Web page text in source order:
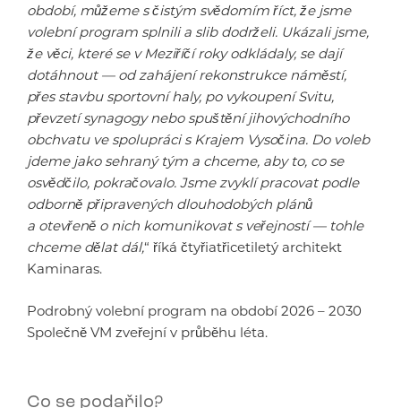
období, můžeme s čistým svědomím říct, že jsme
volební program splnili a slib dodrželi. Ukázali jsme,
že věci, které se v Meziříčí roky odkládaly, se dají
dotáhnout — od zahájení rekonstrukce náměstí,
přes stavbu sportovní haly, po vykoupení Svitu,
převzetí synagogy nebo spuštění jihovýchodního
obchvatu ve spolupráci s Krajem Vysočina. Do voleb
jdeme jako sehraný tým a chceme, aby to, co se
osvědčilo, pokračovalo. Jsme zvyklí pracovat podle
odborně připravených dlouhodobých plánů
a otevřeně o nich komunikovat s veřejností — tohle
chceme dělat dál,“ říká čtyřiatřicetiletý architekt
Kaminaras.
Podrobný volební program na období 2026 – 2030
Společně VM zveřejní v průběhu léta.
Co se podařilo?